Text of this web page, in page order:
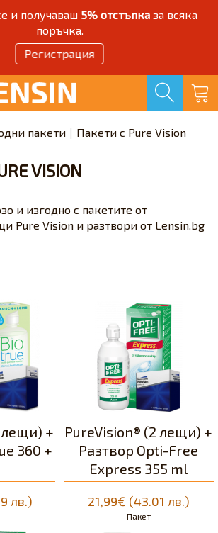
и получаваш 5% отстъпка за всяка
поръчка.
Регистрация
пакети Пакети с Pure Vision
VISION
и изгодно с пакетите от
Pure Vision и разтвори от Lensin.bg
лещи) +
360 +
лв.)
PureVision® (2 лещи) +
Разтвор Opti-Free
Express 355 ml
21,99€ (43.01 лв.)
Пакет